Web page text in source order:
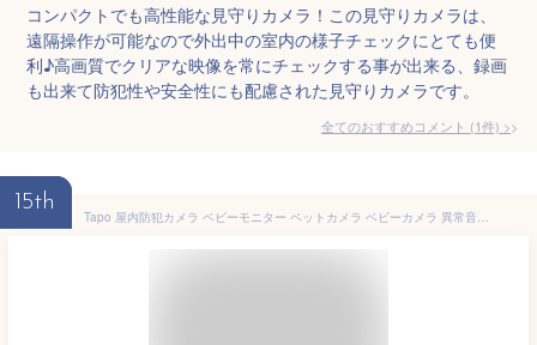
コンパクトでも高性能な見守りカメラ！この見守りカメラは、
遠隔操作が可能なので外出中の室内の様子チェックにとても便
利♪高画質でクリアな映像を常にチェックする事が出来る、録画
も出来て防犯性や安全性にも配慮された見守りカメラです。
全てのおすすめコメント (1件) >
15th
Tapo 屋内防犯カメラ ベビーモニター ペットカメラ ベビーカメラ 異常音検知 2K QHD 高画質 パンチルト スマートAI検知 Wi-Fiカメラ 自動追跡 アラーム機能 夜間撮影 音声 赤ちゃん見守りカメラ Tapo C225/A 3年保証